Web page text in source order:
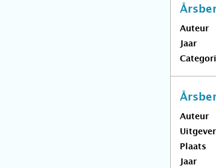
Auteur
Jaar
Auteur
Uitgever
Plaats
Jaar